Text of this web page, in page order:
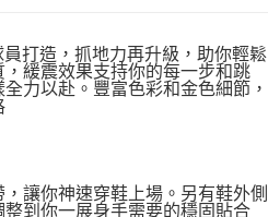
打造，抓地力再升級，助你輕鬆
緩震效果支持你的每一步和跳
力以赴。豐富色彩和金色細節，
讓你神速穿鞋上場。另有鞋外側
到你一展身手需要的穩固貼合